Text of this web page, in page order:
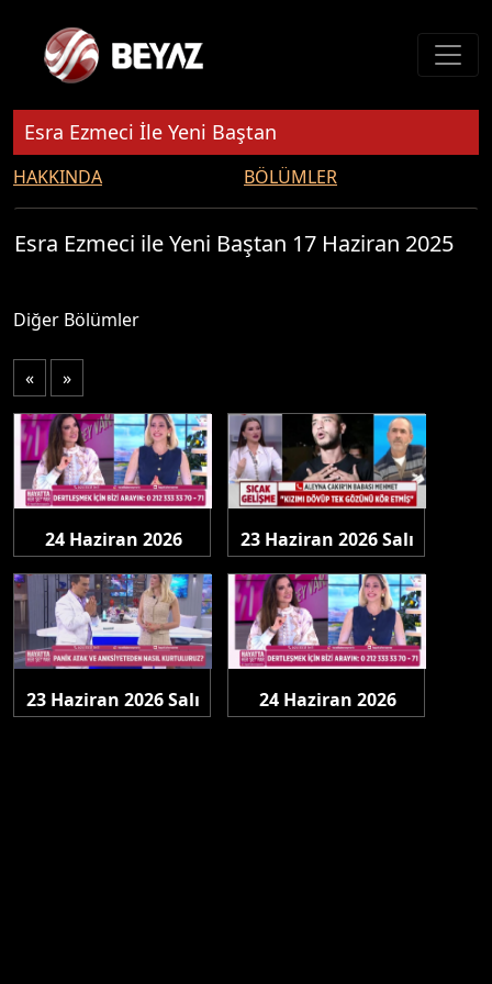
Esra Ezmeci İle Yeni Baştan
HAKKINDA BÖLÜMLER
Esra Ezmeci ile Yeni Baştan 17 Haziran 2025
Diğer Bölümler
« »
24 Haziran 2026
23 Haziran 2026 Salı
23 Haziran 2026 Salı
24 Haziran 2026